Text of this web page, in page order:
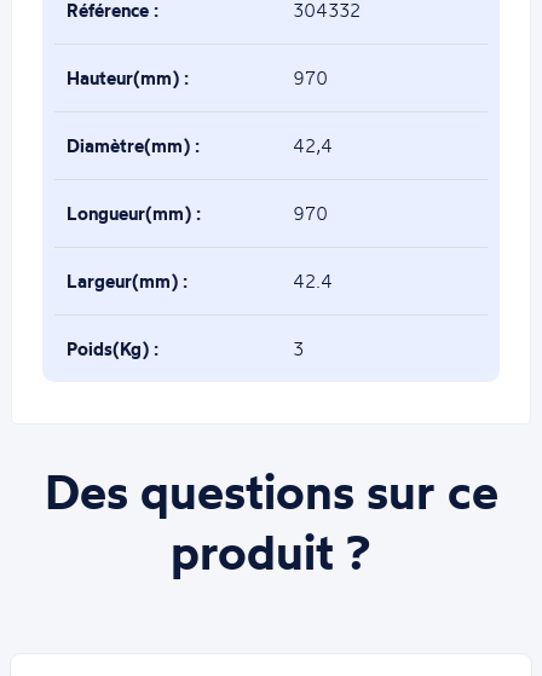
Référence : 304332
Hauteur(mm) : 970
Diamètre(mm) : 42,4
Longueur(mm) : 970
Largeur(mm) : 42.4
Poids(Kg) : 3
Des questions sur ce
produit ?